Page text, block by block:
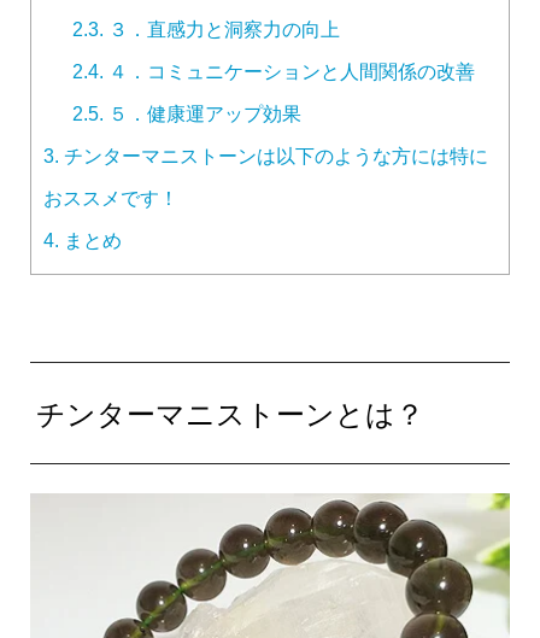
2.3. ３．直感力と洞察力の向上
2.4. ４．コミュニケーションと人間関係の改善
2.5. ５．健康運アップ効果
3. チンターマニストーンは以下のような方には特に
おススメです！
4. まとめ
チンターマニストーンとは？